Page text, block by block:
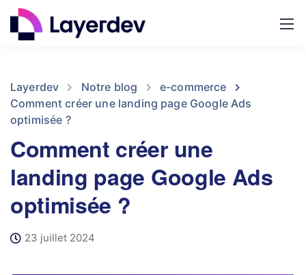
Layerdev Notre blog
e-commerce
Comment créer une landing page Google Ads
optimisée ?
Comment créer une
landing page Google Ads
optimisée ?
23 juillet 2024